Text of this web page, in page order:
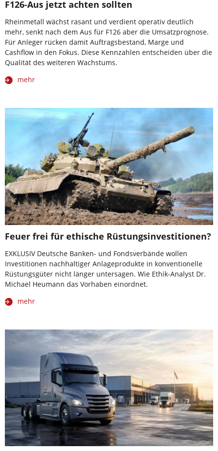
F126-Aus jetzt achten sollten
Rheinmetall wächst rasant und verdient operativ deutlich
mehr, senkt nach dem Aus für F126 aber die Umsatzprognose.
Für Anleger rücken damit Auftragsbestand, Marge und
Cashflow in den Fokus. Diese Kennzahlen entscheiden über die
Qualität des weiteren Wachstums.
mehr
Feuer frei für ethische Rüstungsinvestitionen?
EXKLUSIV Deutsche Banken- und Fondsverbände wollen
Investitionen nachhaltiger Anlageprodukte in konventionelle
Rüstungsgüter nicht länger untersagen. Wie Ethik-Analyst Dr.
Michael Heumann das Vorhaben einordnet.
mehr